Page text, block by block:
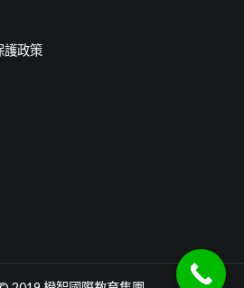
護政策